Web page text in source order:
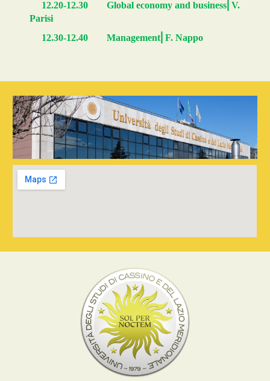
12.20-12.30 Global economy and business ⎜V.
Parisi
12.30-12.40
Management⎜F. Nappo